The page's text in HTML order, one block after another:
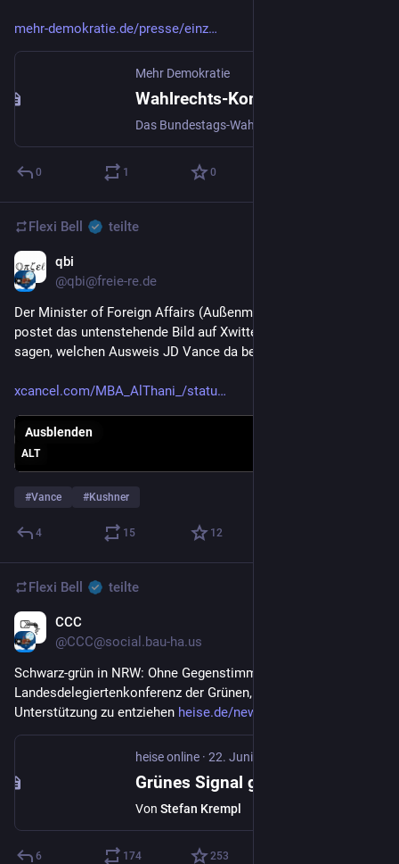
mehr-demokratie.de/presse/einz
Mehr Demokratie
0 1 0
Flexi Bell teilte
qbi
@qbi@freie-re.de
Der Minister of Foreign Affairs (Außenminister) von
postet das untenstehende Bild auf Xwitter. Könnt ihr mir
sagen, welchen Ausweis JD Vance da benutzt?
xcancel.com/MBA_AlThani_/statu
ALT
Ausblenden
#Vance #Kushner
4 15 12
Flexi Bell teilte
CCC
@CCC@social.bau-ha.us
Schwarz-grün in NRW: Ohne Gegenstimme beschloss die
Landesdelegiertenkonferenz der Grünen,
Unterstützung zu entziehen heise.de/news/Gruenes-Signal-g
heise online · 22. Juni
Von Stefan Krempl
6 174 253